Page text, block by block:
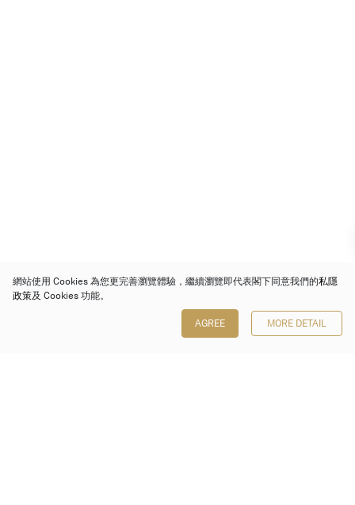
網站使用 Cookies 為您更完善瀏覽體驗，繼續瀏覽即代表閣下同意我們的私隱
政策及 Cookies 功能。
AGREE MORE DETAIL